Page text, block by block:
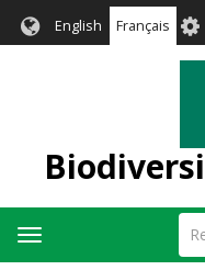
English Français
Toggle
navigation